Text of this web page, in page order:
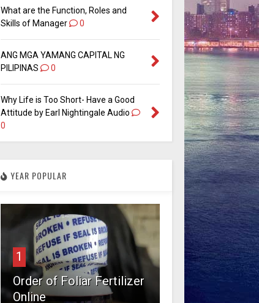
What are the Function, Roles and
Skills of Manager
0
ANG MGA YAMANG CAPITAL NG
PILIPINAS
0
Why Life is Too Short- Have a Good
Attitude by Earl Nightingale Audio
0
YEAR POPULAR
1
Order of Foliar Fertilizer
Online